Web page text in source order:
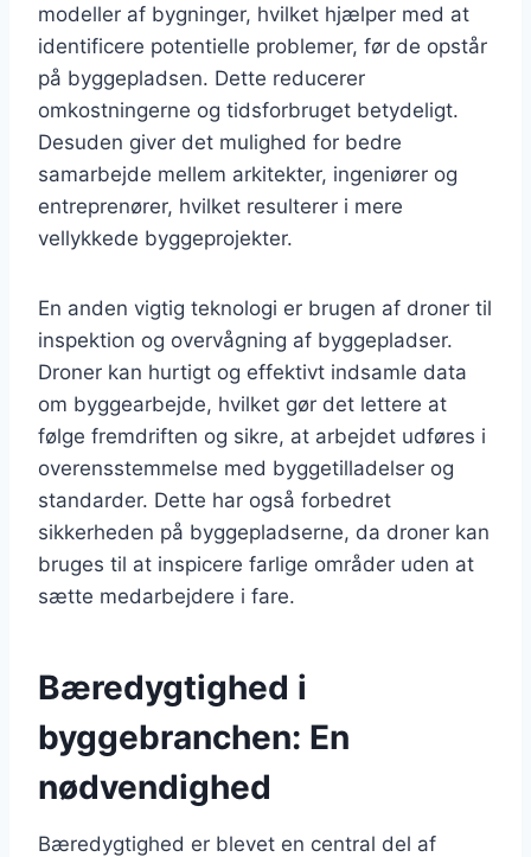
modeller af bygninger, hvilket hjælper med at
identificere potentielle problemer, før de opstår
på byggepladsen. Dette reducerer
omkostningerne og tidsforbruget betydeligt.
Desuden giver det mulighed for bedre
samarbejde mellem arkitekter, ingeniører og
entreprenører, hvilket resulterer i mere
vellykkede byggeprojekter.
En anden vigtig teknologi er brugen af droner til
inspektion og overvågning af byggepladser.
Droner kan hurtigt og effektivt indsamle data
om byggearbejde, hvilket gør det lettere at
følge fremdriften og sikre, at arbejdet udføres i
overensstemmelse med byggetilladelser og
standarder. Dette har også forbedret
sikkerheden på byggepladserne, da droner kan
bruges til at inspicere farlige områder uden at
sætte medarbejdere i fare.
Bæredygtighed i
byggebranchen: En
nødvendighed
Bæredygtighed er blevet en central del af